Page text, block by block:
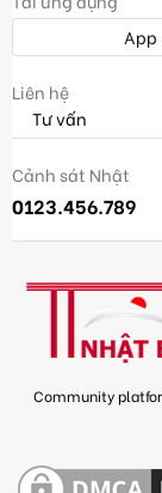
App
Liên hệ
Tư vấn
Cảnh sát Nhật
0123.456.789
Community